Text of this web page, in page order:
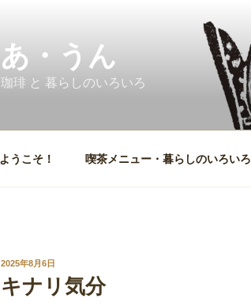
あ・うん
珈琲 と 暮らしのいろいろ
ようこそ！ 喫茶メニュー・暮らしのいろいろ
投
日:
2025年8月6日
キナリ気分